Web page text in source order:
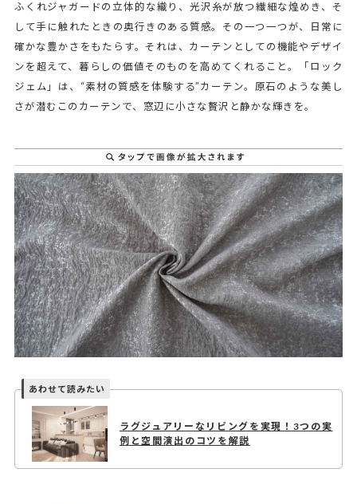
ふくれジャガードの立体的な織り、光沢糸が放つ繊細な煌めき、そ
して手に触れたときの奥行きのある質感。その一つ一つが、日常に
確かな豊かさをもたらす。それは、カーテンとしての機能やデザイ
ンを超えて、暮らしの価値そのものを高めてくれること。「ロック
ジェム」は、“素材の質感を体験する”カーテン。原石のような美し
さが潜むこのカーテンで、窓辺に小さな贅沢と静かな輝きを。
ラグジュアリーなリビングを実現！3つの実
例と空間演出のコツを解説